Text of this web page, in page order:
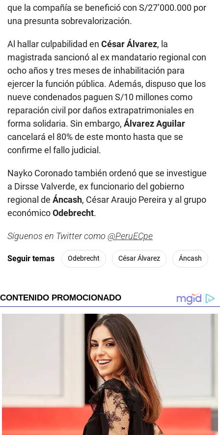
que la compañía se benefició con S/27’000.000 por
una presunta sobrevalorización.
Al hallar culpabilidad en César Álvarez, la
magistrada sancionó al ex mandatario regional con
ocho años y tres meses de inhabilitación para
ejercer la función pública. Además, dispuso que los
nueve condenados paguen S/10 millones como
reparación civil por daños extrapatrimoniales en
forma solidaria. Sin embargo, Álvarez Aguilar
cancelará el 80% de este monto hasta que se
confirme el fallo judicial.
Nayko Coronado también ordenó que se investigue
a Dirsse Valverde, ex funcionario del gobierno
regional de Áncash, César Araujo Pereira y al grupo
económicoOdebrecht.
Síguenos en Twitter como @PeruECpe
Seguir temas Odebrecht César Álvarez Áncash